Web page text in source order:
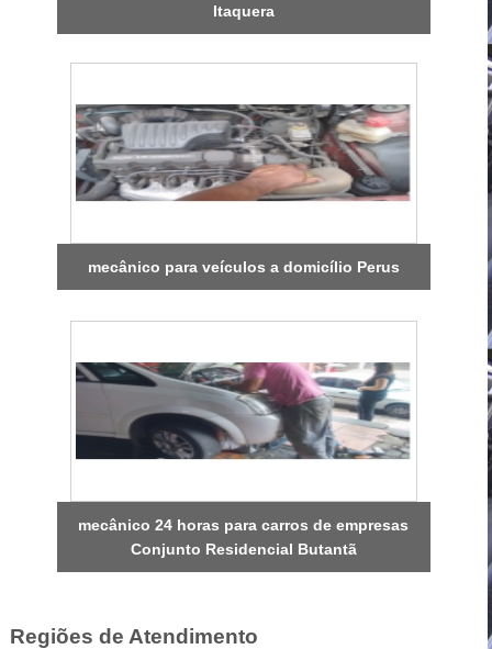
Itaquera
mecânico para veículos a domicílio Perus
mecânico 24 horas para carros de empresas
Conjunto Residencial Butantã
Regiões de Atendimento